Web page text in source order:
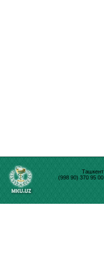
Ташкент
(998 90) 370 95 00